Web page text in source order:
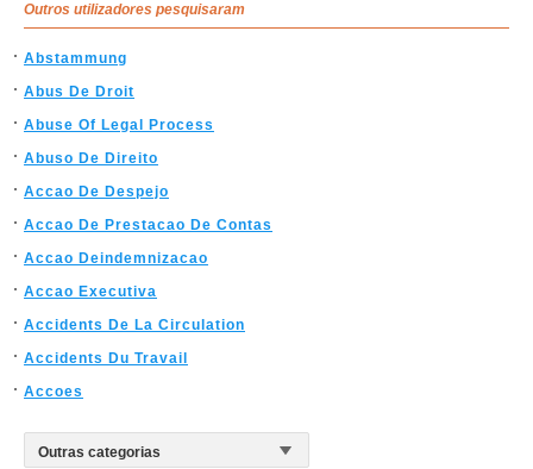
Outros utilizadores pesquisaram
Abstammung
Abus De Droit
Abuse Of Legal Process
Abuso De Direito
Accao De Despejo
Accao De Prestacao De Contas
Accao Deindemnizacao
Accao Executiva
Accidents De La Circulation
Accidents Du Travail
Accoes